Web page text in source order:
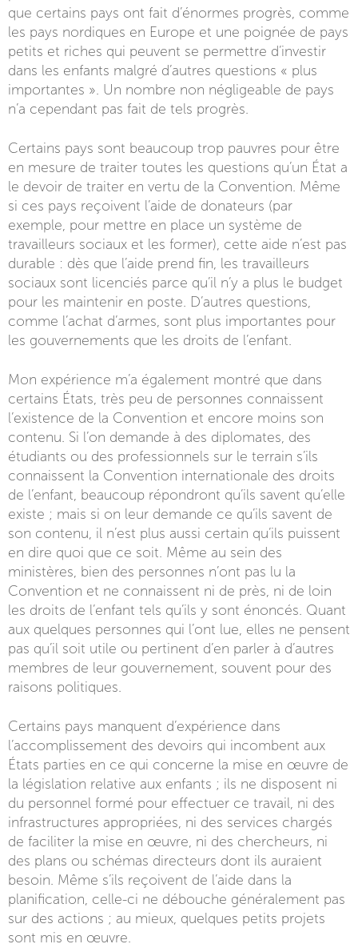
que certains pays ont fait d’énormes progrès, comme
les pays nordiques en Europe et une poignée de pays
petits et riches qui peuvent se permettre d’investir
dans les enfants malgré d’autres questions « plus
importantes ». Un nombre non négligeable de pays
n’a cependant pas fait de tels progrès.
Certains pays sont beaucoup trop pauvres pour être
en mesure de traiter toutes les questions qu’un État a
le devoir de traiter en vertu de la Convention. Même
si ces pays reçoivent l’aide de donateurs (par
exemple, pour mettre en place un système de
travailleurs sociaux et les former), cette aide n’est pas
durable : dès que l’aide prend fin, les travailleurs
sociaux sont licenciés parce qu’il n’y a plus le budget
pour les maintenir en poste. D’autres questions,
comme l’achat d’armes, sont plus importantes pour
les gouvernements que les droits de l’enfant.
Mon expérience m’a également montré que dans
certains États, très peu de personnes connaissent
l’existence de la Convention et encore moins son
contenu. Si l’on demande à des diplomates, des
étudiants ou des professionnels sur le terrain s’ils
connaissent la Convention internationale des droits
de l’enfant, beaucoup répondront qu’ils savent qu’elle
existe ; mais si on leur demande ce qu’ils savent de
son contenu, il n’est plus aussi certain qu’ils puissent
en dire quoi que ce soit. Même au sein des
ministères, bien des personnes n’ont pas lu la
Convention et ne connaissent ni de près, ni de loin
les droits de l’enfant tels qu’ils y sont énoncés. Quant
aux quelques personnes qui l’ont lue, elles ne pensent
pas qu’il soit utile ou pertinent d’en parler à d’autres
membres de leur gouvernement, souvent pour des
raisons politiques.
Certains pays manquent d’expérience dans
l’accomplissement des devoirs qui incombent aux
États parties en ce qui concerne la mise en œuvre de
la législation relative aux enfants ; ils ne disposent ni
du personnel formé pour effectuer ce travail, ni des
infrastructures appropriées, ni des services chargés
de faciliter la mise en œuvre, ni des chercheurs, ni
des plans ou schémas directeurs dont ils auraient
besoin. Même s’ils reçoivent de l’aide dans la
planification, celle-ci ne débouche généralement pas
sur des actions ; au mieux, quelques petits projets
sont mis en œuvre.